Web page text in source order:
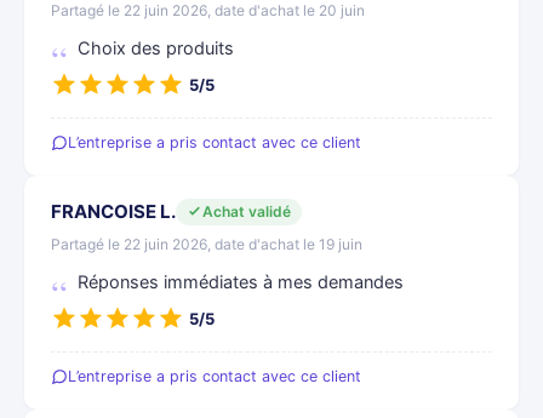
Partagé le 22 juin 2026, date d'achat le 20 juin
Choix des produits
5/5
L’entreprise a pris contact avec ce client
FRANCOISE L.
Achat validé
Partagé le 22 juin 2026, date d'achat le 19 juin
Réponses immédiates à mes demandes
5/5
L’entreprise a pris contact avec ce client